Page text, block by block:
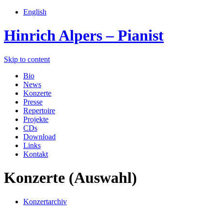
English
Hinrich Alpers – Pianist
Skip to content
Bio
News
Konzerte
Presse
Repertoire
Projekte
CDs
Download
Links
Kontakt
Konzerte (Auswahl)
Konzertarchiv